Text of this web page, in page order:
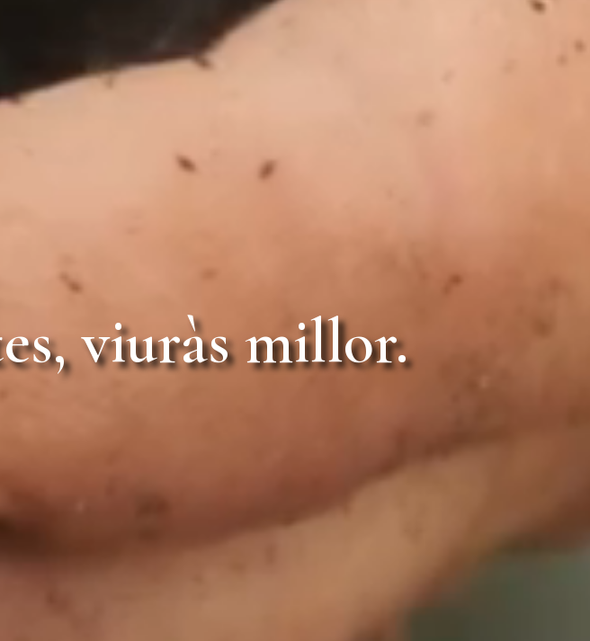
viuràs millor.